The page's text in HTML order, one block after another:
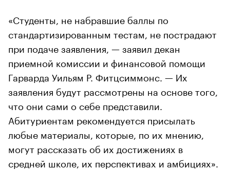
«Студенты, не набравшие баллы по
стандартизированным тестам, не пострадают
при подаче заявления, — заявил декан
приемной комиссии и финансовой помощи
Гарварда Уильям Р. Фитцсиммонс. — Их
заявления будут рассмотрены на основе того,
что они сами о себе представили.
Абитуриентам рекомендуется присылать
любые материалы, которые, по их мнению,
могут рассказать об их достижениях в
средней школе, их перспективах и амбициях».